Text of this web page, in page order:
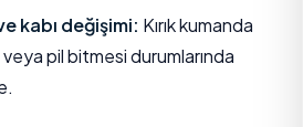
kabı değişimi: Kırık kumanda
pil bitmesi durumlarında